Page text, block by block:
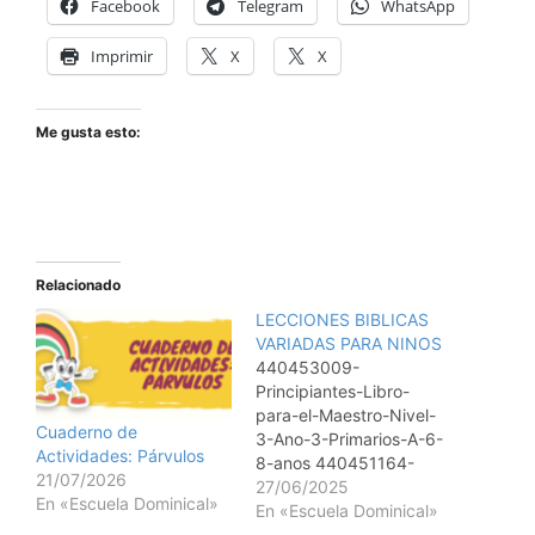
Facebook Telegram WhatsApp
Imprimir X X
Me gusta esto:
Relacionado
Cuaderno de
Actividades: Párvulos
21/07/2026
En «Escuela Dominical»
LECCIONES BIBLICAS
VARIADAS PARA NINOS
440453009-
Principiantes-Libro-
para-el-Maestro-Nivel-
3-Ano-3-Primarios-A-6-
8-anos 440451164-
Parvulos-menores-libro-
del-alumno-Nivel-1-Ano-
27/06/2025
En «Escuela Dominical»